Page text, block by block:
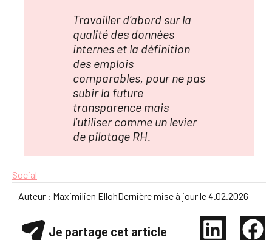
Travailler d’abord sur la
qualité des données
internes et la définition
des emplois
comparables, pour ne pas
subir la future
transparence mais
l’utiliser comme un levier
de pilotage RH.
Social
Auteur : Maximilien EllohDernière mise à jour le4.02.2026
Je partage cet article